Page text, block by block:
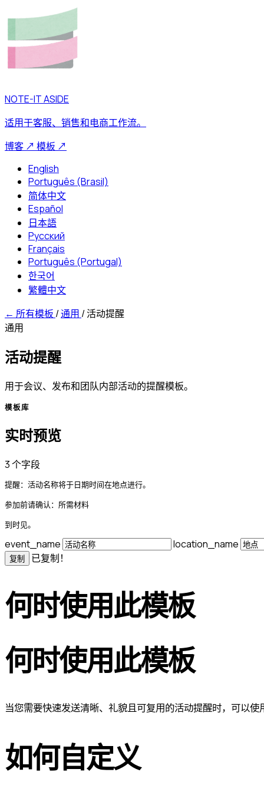
NOTE-IT ASIDE
适用于客服、销售和电商工作流。
博客 ↗ 模板 ↗
English
Português (Brasil)
简体中文
Español
日本語
Русский
Français
Português (Portugal)
한국어
繁體中文
← 所有模板 /通用 /活动提醒
通用
活动提醒
用于会议、发布和团队内部活动的提醒模板。
模板库
实时预览
3 个字段
提醒：活动名称将于日期时间在地点进行。
参加前请确认：所需材料
到时见。
event_name location_name
复制 已复制！
何时使用此模板
何时使用此模板
当您需要快速发送清晰、礼貌且可复用的活动提醒时，可以使
如何自定义